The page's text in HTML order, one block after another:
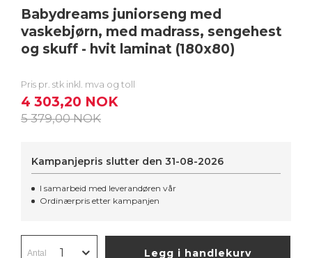
Babydreams juniorseng med
vaskebjørn, med madrass, sengehest
og skuff - hvit laminat (180x80)
Pris pr. stk inkl. mva og toll
4 303,20 NOK
5 379,00 NOK
Kampanjepris slutter den 31-08-2026
I samarbeid med leverandøren vår
Ordinærpris etter kampanjen
Legg i handlekurv